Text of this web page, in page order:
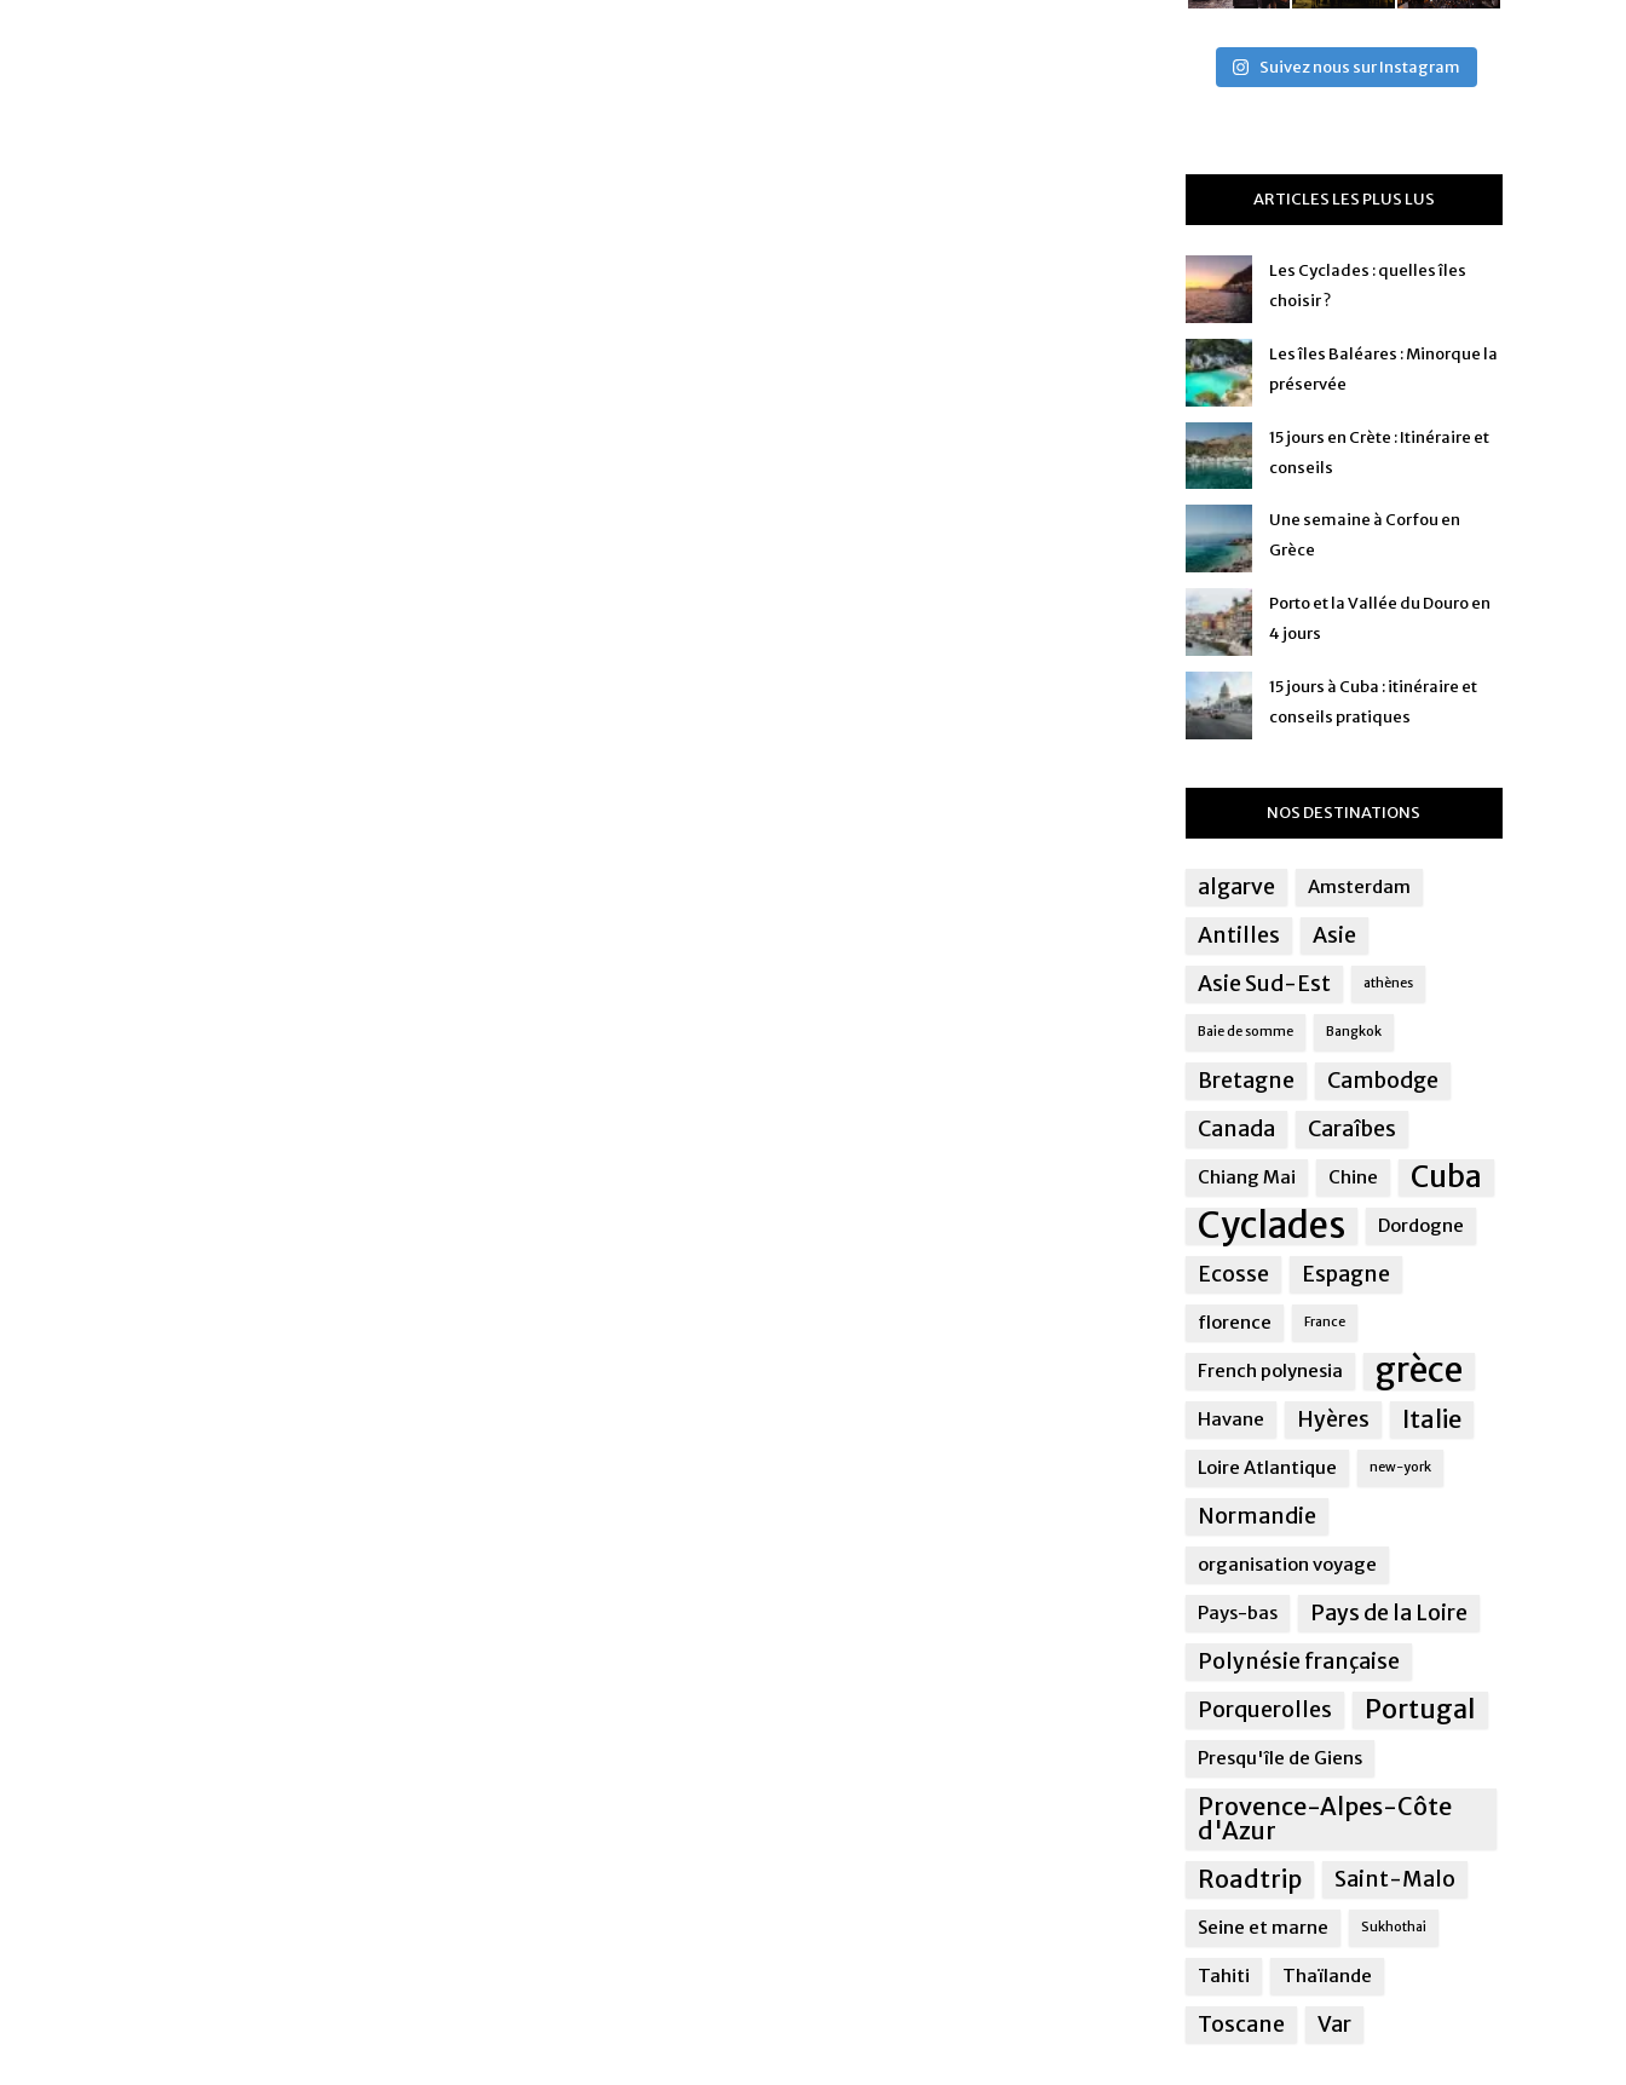
Suivez nous sur Instagram
ARTICLES LES PLUS LUS
Les Cyclades : quelles îles
choisir ?
Les îles Baléares : Minorque la
préservée
15 jours en Crète : Itinéraire et
conseils
Une semaine à Corfou en
Grèce
Porto et la Vallée du Douro en
4 jours
15 jours à Cuba : itinéraire et
conseils pratiques
NOS DESTINATIONS
algarve Amsterdam
Antilles
Asie
Asie Sud-Est
athènes
Baie de somme Bangkok
Bretagne
Cambodge
Canada
Caraîbes
Chiang Mai Chine Cuba
Cyclades Dordogne
Ecosse Espagne
florence France
French polynesia grèce
Havane Hyères Italie
Loire Atlantique new-york
Normandie
organisation voyage
Pays-bas
Pays de la Loire
Polynésie française
Porquerolles
Portugal
Presqu'île de Giens
Provence-Alpes-Côte
d'Azur
Roadtrip
Saint-Malo
Seine et marne Sukhothai
Tahiti Thaïlande
Toscane Var